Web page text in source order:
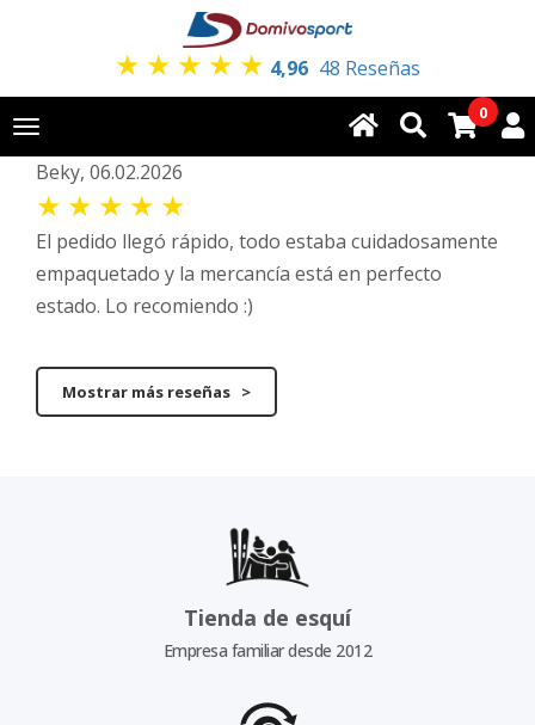
★ ★ ★ ★ ★ 4,96 48 Reseñas
Toggle
navigation
0
Beky, 06.02.2026
★ ★ ★ ★ ★
El pedido llegó rápido, todo estaba cuidadosamente
empaquetado y la mercancía está en perfecto
estado. Lo recomiendo :)
Mostrar más reseñas >
Tienda de esquí
Empresa familiar desde 2012